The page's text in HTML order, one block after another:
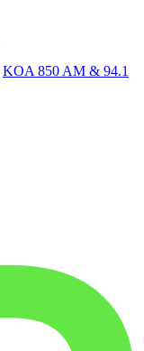
KOA 850 AM & 94.1